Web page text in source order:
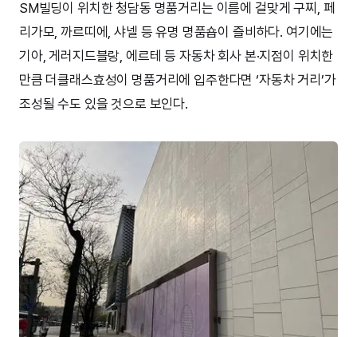
SM빌딩이 위치한 청담동 명품거리는 이름에 걸맞게 구찌, 페
리가모, 까르띠에, 샤넬 등 유명 명품숍이 즐비하다. 여기에는
기아, 게러지드블랑, 에르테 등 자동차 회사 본·지점이 위치한
만큼 더클래스효성이 명품거리에 입주한다면 ‘자동차 거리’가
조성될 수도 있을 것으로 보인다.